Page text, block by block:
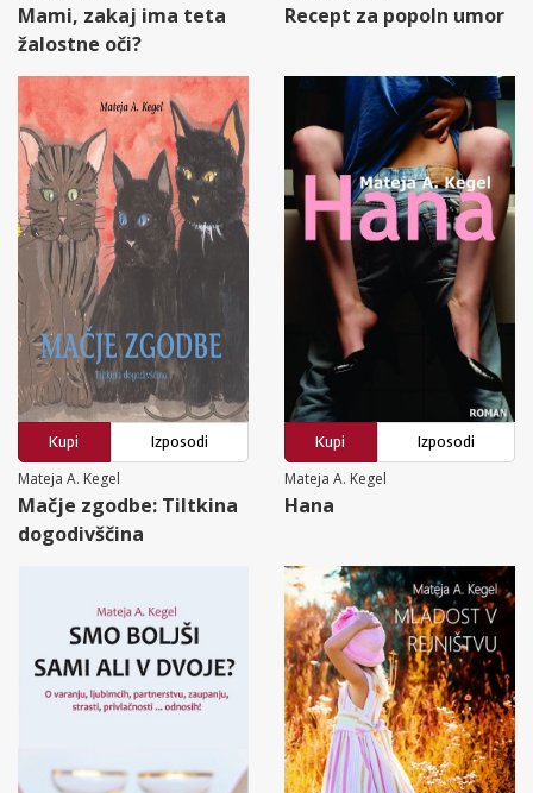
Mami, zakaj ima teta
žalostne oči?
Recept za popoln umor
Kupi
Izposodi
Mateja A. Kegel
Mačje zgodbe: Tiltkina
dogodivščina
Kupi
Izposodi
Mateja A. Kegel
Hana